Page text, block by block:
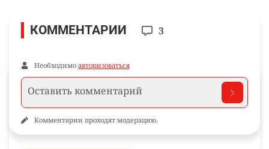
КОММЕНТАРИИ 3
Необходимо авторизоваться
Комментарии проходят модерацию.